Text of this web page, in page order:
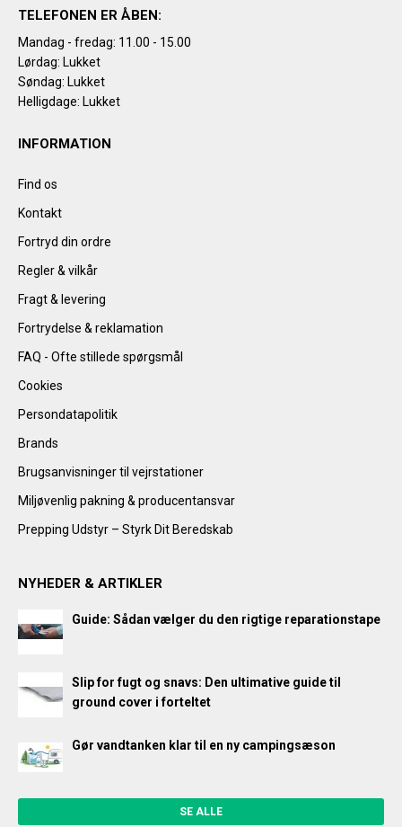
TELEFONEN ER ÅBEN:
Mandag - fredag: 11.00 - 15.00
Lørdag: Lukket
Søndag: Lukket
Helligdage: Lukket
INFORMATION
Find os
Kontakt
Fortryd din ordre
Regler & vilkår
Fragt & levering
Fortrydelse & reklamation
FAQ - Ofte stillede spørgsmål
Cookies
Persondatapolitik
Brands
Brugsanvisninger til vejrstationer
Miljøvenlig pakning & producentansvar
Prepping Udstyr – Styrk Dit Beredskab
NYHEDER & ARTIKLER
Guide: Sådan vælger du den rigtige reparationstape
Slip for fugt og snavs: Den ultimative guide til
ground cover i forteltet
Gør vandtanken klar til en ny campingsæson
SE ALLE